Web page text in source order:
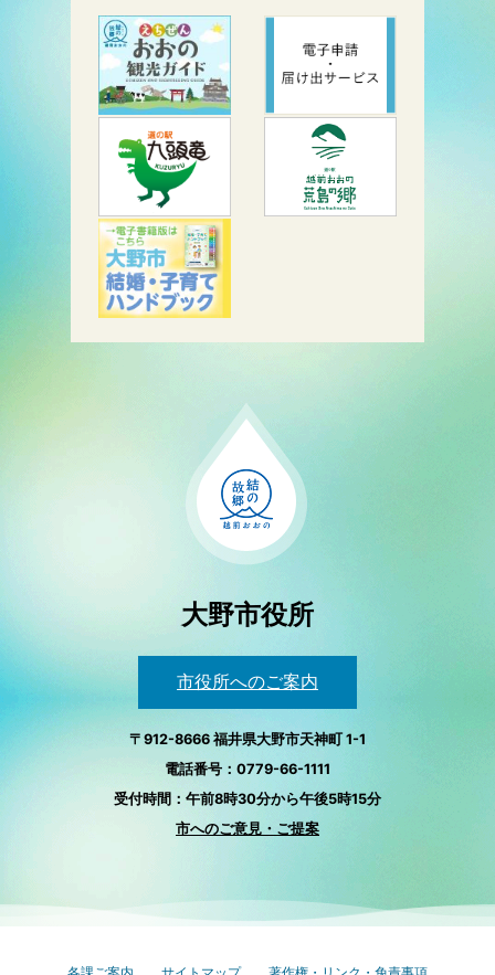
大野市役所
市役所へのご案内
〒912-8666 福井県大野市天神町 1-1
電話番号：0779-66-1111
受付時間：午前8時30分から午後5時15分
市へのご意見・ご提案